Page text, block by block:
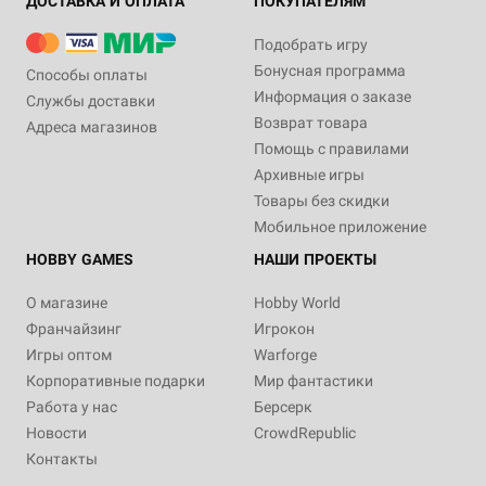
Способы оплаты
Службы доставки
Адреса магазинов
Подобрать игру
Бонусная программа
Информация о заказе
Возврат товара
Помощь с правилами
Архивные игры
Товары без скидки
Мобильное приложение
HOBBY GAMES
О магазине
Франчайзинг
Игры оптом
Корпоративные подарки
Работа у нас
Новости
Контакты
НАШИ ПРОЕКТЫ
Hobby World
Игрокон
Warforge
Мир фантастики
Берсерк
CrowdRepublic